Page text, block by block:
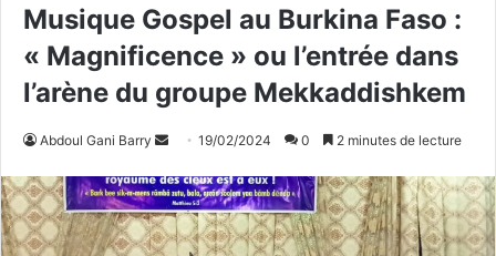
Musique Gospel au Burkina Faso :
« Magnificence » ou l’entrée dans
l’arène du groupe Mekkaddishkem
Abdoul Gani Barry
v
o
y
19/02/2024 0 2 minutes de lecture